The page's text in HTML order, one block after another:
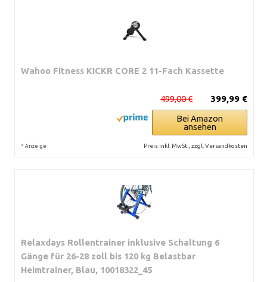
Wahoo Fitness KICKR CORE 2 11-Fach Kassette
399,99 €
499,00 €
Bei Amazon
ansehen
* Anzeige Preis inkl. MwSt., zzgl. Versandkosten
Relaxdays Rollentrainer inklusive Schaltung 6
Gänge für 26-28 zoll bis 120 kg Belastbar
Heimtrainer, Blau, 10018322_45